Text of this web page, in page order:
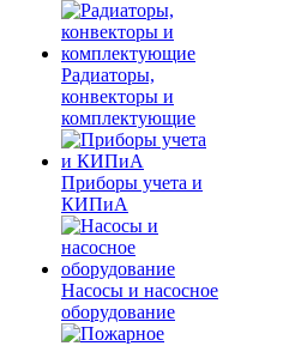
Радиаторы,
конвекторы и
комплектующие
Приборы учета и
КИПиА
Насосы и насосное
оборудование